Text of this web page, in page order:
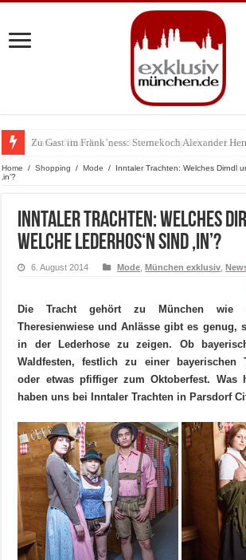
Zu Gast im Fränk’ness: Sternekoch Alexander
Warum München gerade zum Treffpunkt der
Home / Shopping / Mode /
Inntaler Trachten: Welches Dirndl
‚in’?
Inntaler Trachten: Welches
welche Lederhos‘n sind ‚in’?
6. August 2014 Mode ,München exklusiv ,
Die Tracht gehört zu München wie
Theresienwiese und Anlässe gibt es genug,
in der Lederhose zu zeigen. Ob
Waldfesten, festlich zu einer bayerischen
oder etwas pfiffiger zum Oktoberfest. Was
haben uns bei Inntaler Trachten in Parsdorf